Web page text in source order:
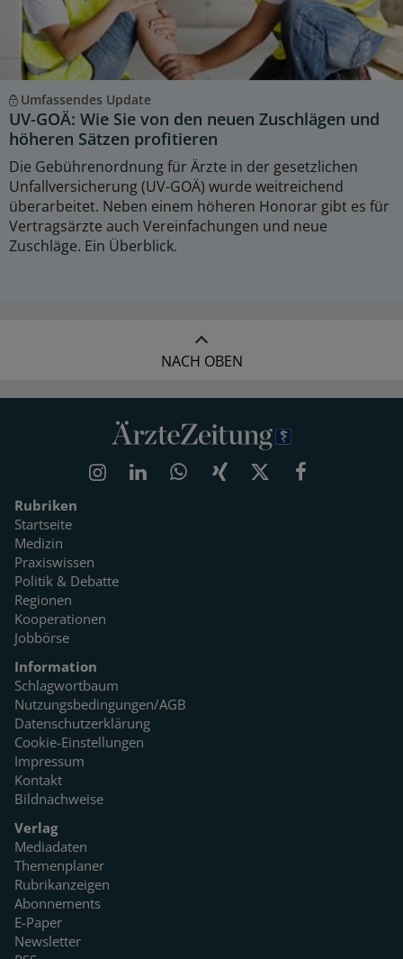
Umfassendes Update
UV-GOÄ: Wie Sie von den neuen Zuschlägen und
höheren Sätzen profitieren
Die Gebührenordnung für Ärzte in der gesetzlichen
Unfallversicherung (UV-GOÄ) wurde weitreichend
überarbeitet. Neben einem höheren Honorar gibt es für
Vertragsärzte auch Vereinfachungen und neue
Zuschläge. Ein Überblick.
NACH OBEN
Rubriken
Startseite
Medizin
Praxiswissen
Politik & Debatte
Regionen
Kooperationen
Jobbörse
Information
Schlagwortbaum
Nutzungsbedingungen/AGB
Datenschutzerklärung
Cookie-Einstellungen
Impressum
Kontakt
Bildnachweise
Verlag
Mediadaten
Themenplaner
Rubrikanzeigen
Abonnements
E-Paper
Newsletter